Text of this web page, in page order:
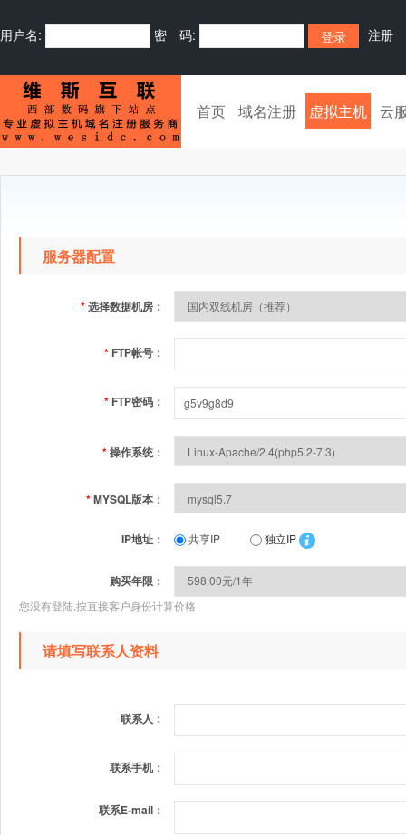
用户名: 密 码: 注册
首页 域名注册 虚拟主机 云
服务器配置
*选择数据机房：
* FTP帐号：
* FTP密码：
*操作系统：
*MYSQL版本：
IP地址： 共享IP 独立IP
购买年限：
您没有登陆,按直接客户身份计算价格
请填写联系人资料
联系人：
联系手机：
联系E-mail：